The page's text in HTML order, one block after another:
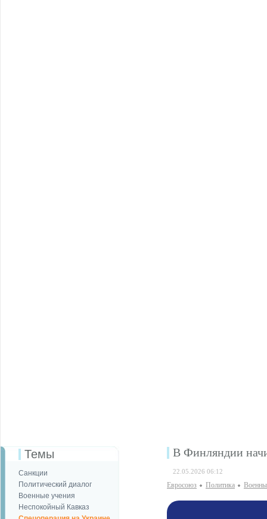
Темы
Санкции
Политический диалог
Военные учения
Неспокойный Кавказ
В Финляндии
22.05.2026 06:12
Евросоюз Политика